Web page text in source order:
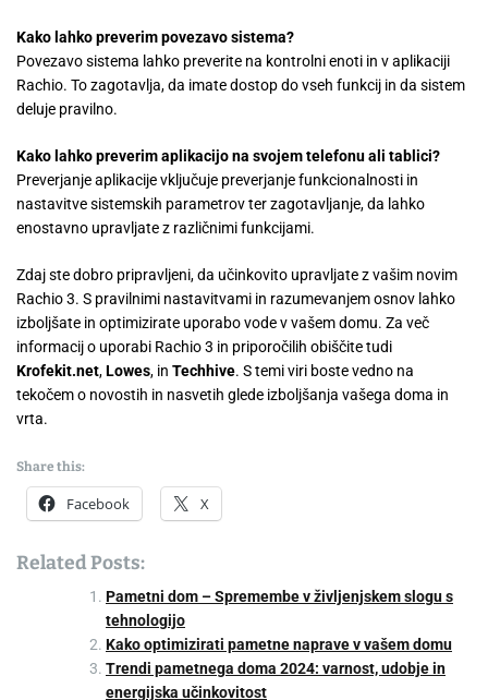
Kako lahko preverim povezavo sistema?
Povezavo sistema lahko preverite na kontrolni enoti in v aplikaciji
Rachio. To zagotavlja, da imate dostop do vseh funkcij in da sistem
deluje pravilno.
Kako lahko preverim aplikacijo na svojem telefonu ali tablici?
Preverjanje aplikacije vključuje preverjanje funkcionalnosti in
nastavitve sistemskih parametrov ter zagotavljanje, da lahko
enostavno upravljate z različnimi funkcijami.
Zdaj ste dobro pripravljeni, da učinkovito upravljate z vašim novim
Rachio 3. S pravilnimi nastavitvami in razumevanjem osnov lahko
izboljšate in optimizirate uporabo vode v vašem domu. Za več
informacij o uporabi Rachio 3 in priporočilih obiščite tudi
Krofekit.net,Lowes, in Techhive. S temi viri boste vedno na
tekočem o novostih in nasvetih glede izboljšanja vašega doma in
vrta.
Share this:
Facebook X
Related Posts:
Pametni dom – Spremembe v življenjskem slogu s
tehnologijo
Kako optimizirati pametne naprave v vašem domu
Trendi pametnega doma 2024: varnost, udobje in
energijska učinkovitost